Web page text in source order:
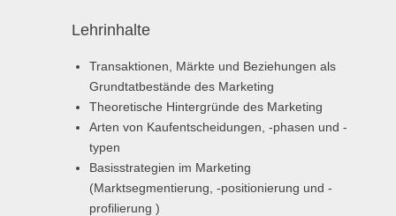
Lehrinhalte
Transaktionen, Märkte und Beziehungen als
Grundtatbestände des Marketing
Theoretische Hintergründe des Marketing
Arten von Kaufentscheidungen, -phasen und -
typen
Basisstrategien im Marketing
(Marktsegmentierung, -positionierung und -
profilierung )